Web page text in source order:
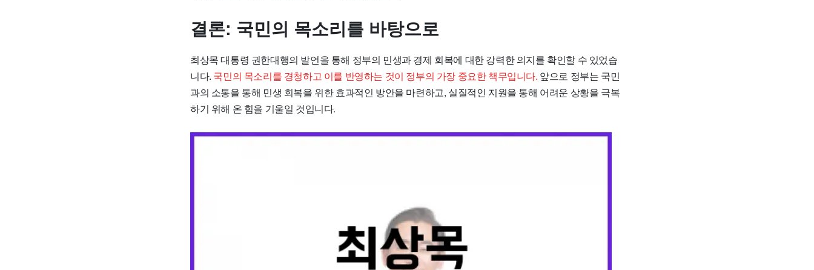
결론: 국민의 목소리를 바탕으로
최상목 대통령 권한대행의 발언을 통해 정부의 민생과 경제 회복에 대한 강력한 의지를 확인할 수 있었습
니다. 국민의 목소리를 경청하고 이를 반영하는 것이 정부의 가장 중요한 책무입니다. 앞으로 정부는 국민
과의 소통을 통해 민생 회복을 위한 효과적인 방안을 마련하고, 실질적인 지원을 통해 어려운 상황을 극복
하기 위해 온 힘을 기울일 것입니다.